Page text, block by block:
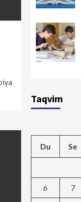
Taqvim
Du Se
6 7